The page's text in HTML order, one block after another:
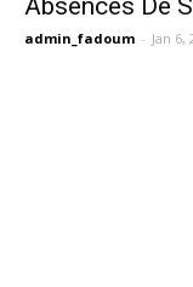
Absences De
admin_fadoum - Jan 6,